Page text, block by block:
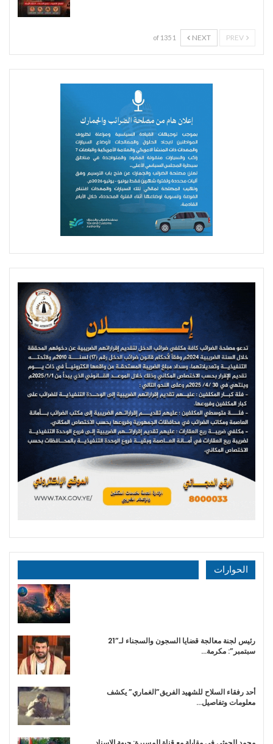
NEXT
1 of 135
الحوارات
رئيس لجنة معالجة قضايا السجون والسجناء لـ”21
سبتمبر”: مكرمة…
أحد رفقاء السلاح للشهيد الفريق”الغماري” يكشف
معلومات وتفاصيل…